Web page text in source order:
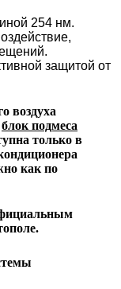
254 нм.
защитой от
воздуха
блок подмеса
только в
как по